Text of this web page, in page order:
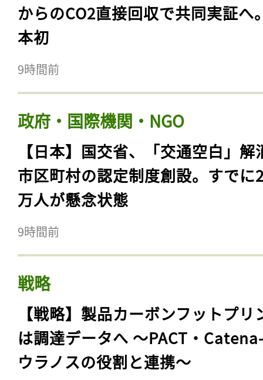
からのCO2直接回収で共同実証へ
本初
9時間前
政府・国際機関・NGO
【日本】国交省、「交通空白」解
市区町村の認定制度創設。すでに
万人が懸念状態
9時間前
戦略
【戦略】製品カーボンフットプリ
は調達データへ 〜PACT・
ウラノスの役割と連携〜